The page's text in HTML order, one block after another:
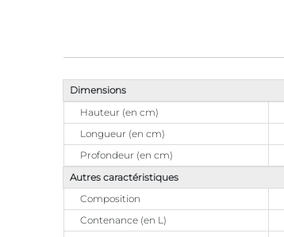
Dimensions
Hauteur (en cm)
Longueur (en cm)
Profondeur (en cm)
Autres caractéristiques
Composition
Contenance (en L)